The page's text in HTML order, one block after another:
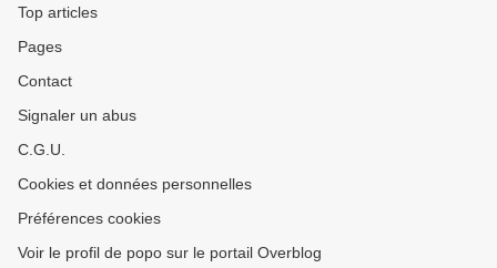
Top articles
Pages
Contact
Signaler un abus
C.G.U.
Cookies et données personnelles
Préférences cookies
Voir le profil de popo sur le portail Overblog